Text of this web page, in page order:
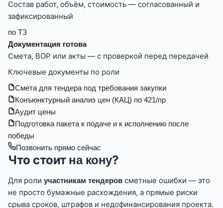
Состав работ, объём, стоимость — согласованный и
зафиксированный
по ТЗ
Документация готова
Смета, ВОР или акты — с проверкой перед передачей
Ключевые документы по роли
Смета для тендера под требования закупки
Конъюнктурный анализ цен (КАЦ) по 421/пр
Аудит цены
Подготовка пакета к подаче и к исполнению после
победы
Позвонить прямо сейчас
Что стоит на кону?
Для роли участникам тендеров сметные ошибки — это
не просто бумажные расхождения, а прямые риски
срыва сроков, штрафов и недофинансирования проекта.